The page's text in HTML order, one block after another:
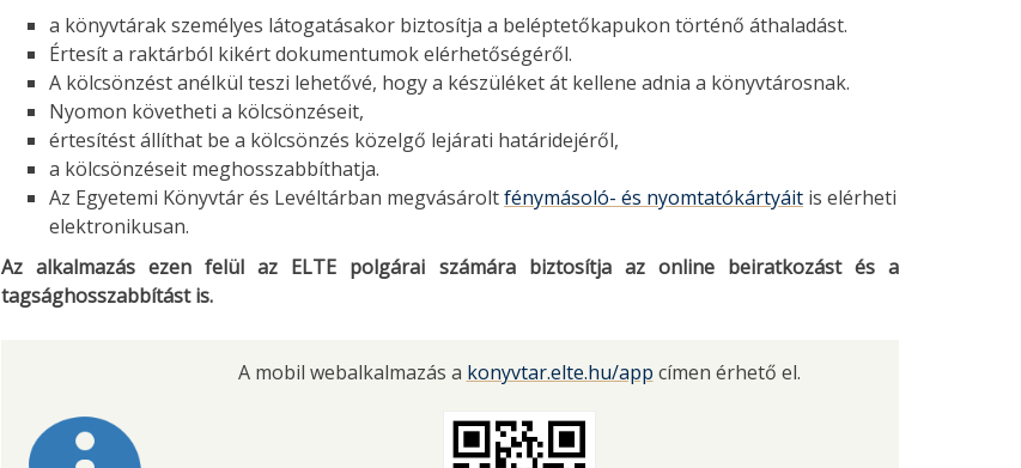
a könyvtárak személyes látogatásakor biztosítja a beléptetőkapukon történő áthaladást.
Értesít a raktárból kikért dokumentumok elérhetőségéről.
A kölcsönzést anélkül teszi lehetővé, hogy a készüléket át kellene adnia a könyvtárosnak.
Nyomon követheti a kölcsönzéseit,
értesítést állíthat be a kölcsönzés közelgő lejárati határidejéről,
a kölcsönzéseit meghosszabbíthatja.
Az Egyetemi Könyvtár és Levéltárban megvásároltfénymásoló- és nyomtatókártyáit is elérheti
elektronikusan.
Az alkalmazás ezen felül az ELTE polgárai számára biztosítja az online beiratkozást és a
tagsághosszabbítást is.
A mobil webalkalmazás a konyvtar.elte.hu/app címen érhető el.